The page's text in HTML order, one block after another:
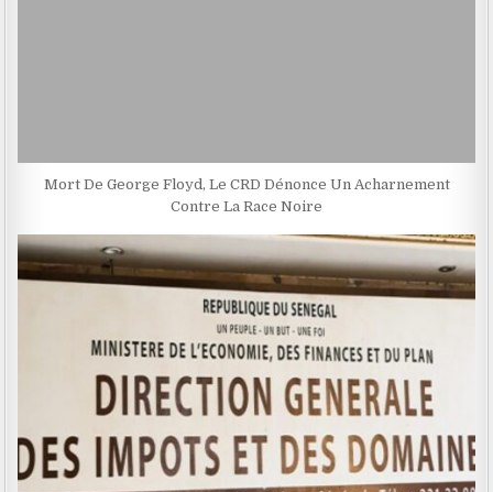
Mort De George Floyd, Le CRD Dénonce Un Acharnement
Contre La Race Noire